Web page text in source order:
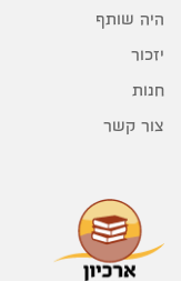
היה שותף
יזכור
חנות
צור קשר